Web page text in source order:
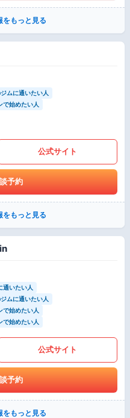
をもっと見る
ムに通いたい人
で始めたい人
公式サイト
予約
をもっと見る
通いたい人
ムに通いたい人
で始めたい人
で始めたい人
公式サイト
予約
をもっと見る